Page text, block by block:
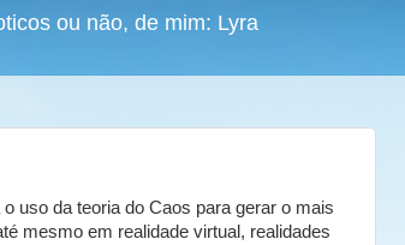
ou não, de mim: Lyra
uso da teoria do Caos para gerar o mais
mesmo em realidade virtual, realidades